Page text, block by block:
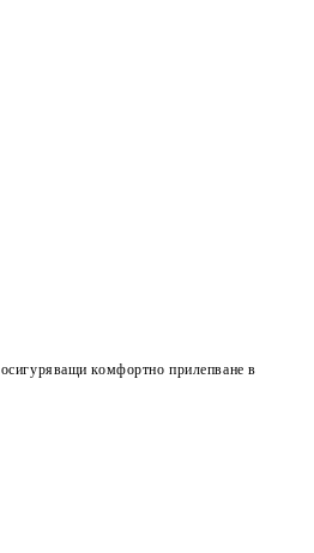
комфортно прилепване в